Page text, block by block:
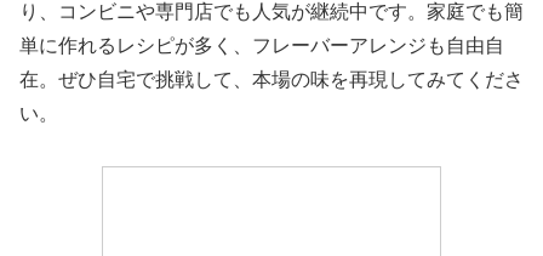
り、コンビニや専門店でも人気が継続中です。家庭でも簡
単に作れるレシピが多く、フレーバーアレンジも自由自
在。ぜひ自宅で挑戦して、本場の味を再現してみてくださ
い。